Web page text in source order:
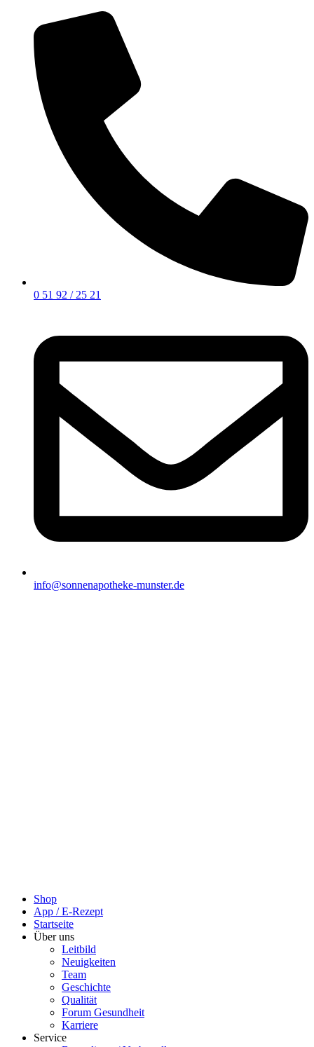
0 51 92 / 25 21
info@sonnenapotheke-munster.de
Shop
App / E-Rezept
Startseite
Über uns
Leitbild
Neuigkeiten
Team
Geschichte
Qualität
Forum Gesundheit
Karriere
Service